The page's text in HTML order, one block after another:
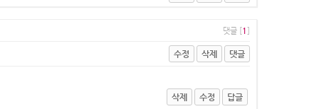
댓글 [1]
수정 삭제 댓글
삭제 수정 답글